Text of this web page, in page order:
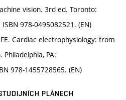
vision. 3rd ed. Toronto:
978-0495082521. (EN)
Cardiac electrophysiology: from
PA:
978-1455728565. (EN)
PLÁNECH